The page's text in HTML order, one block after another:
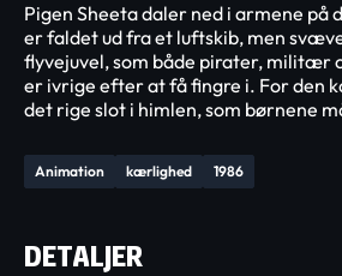
Animation kærlighed 1986
Pigen Sheeta daler ned i armene på
er faldet ud fra et luftskib, men
flyvejuvel, som både pirater, militær
er ivrige efter at få fingre i. For den
det rige slot i himlen, som børnene
DETALJER